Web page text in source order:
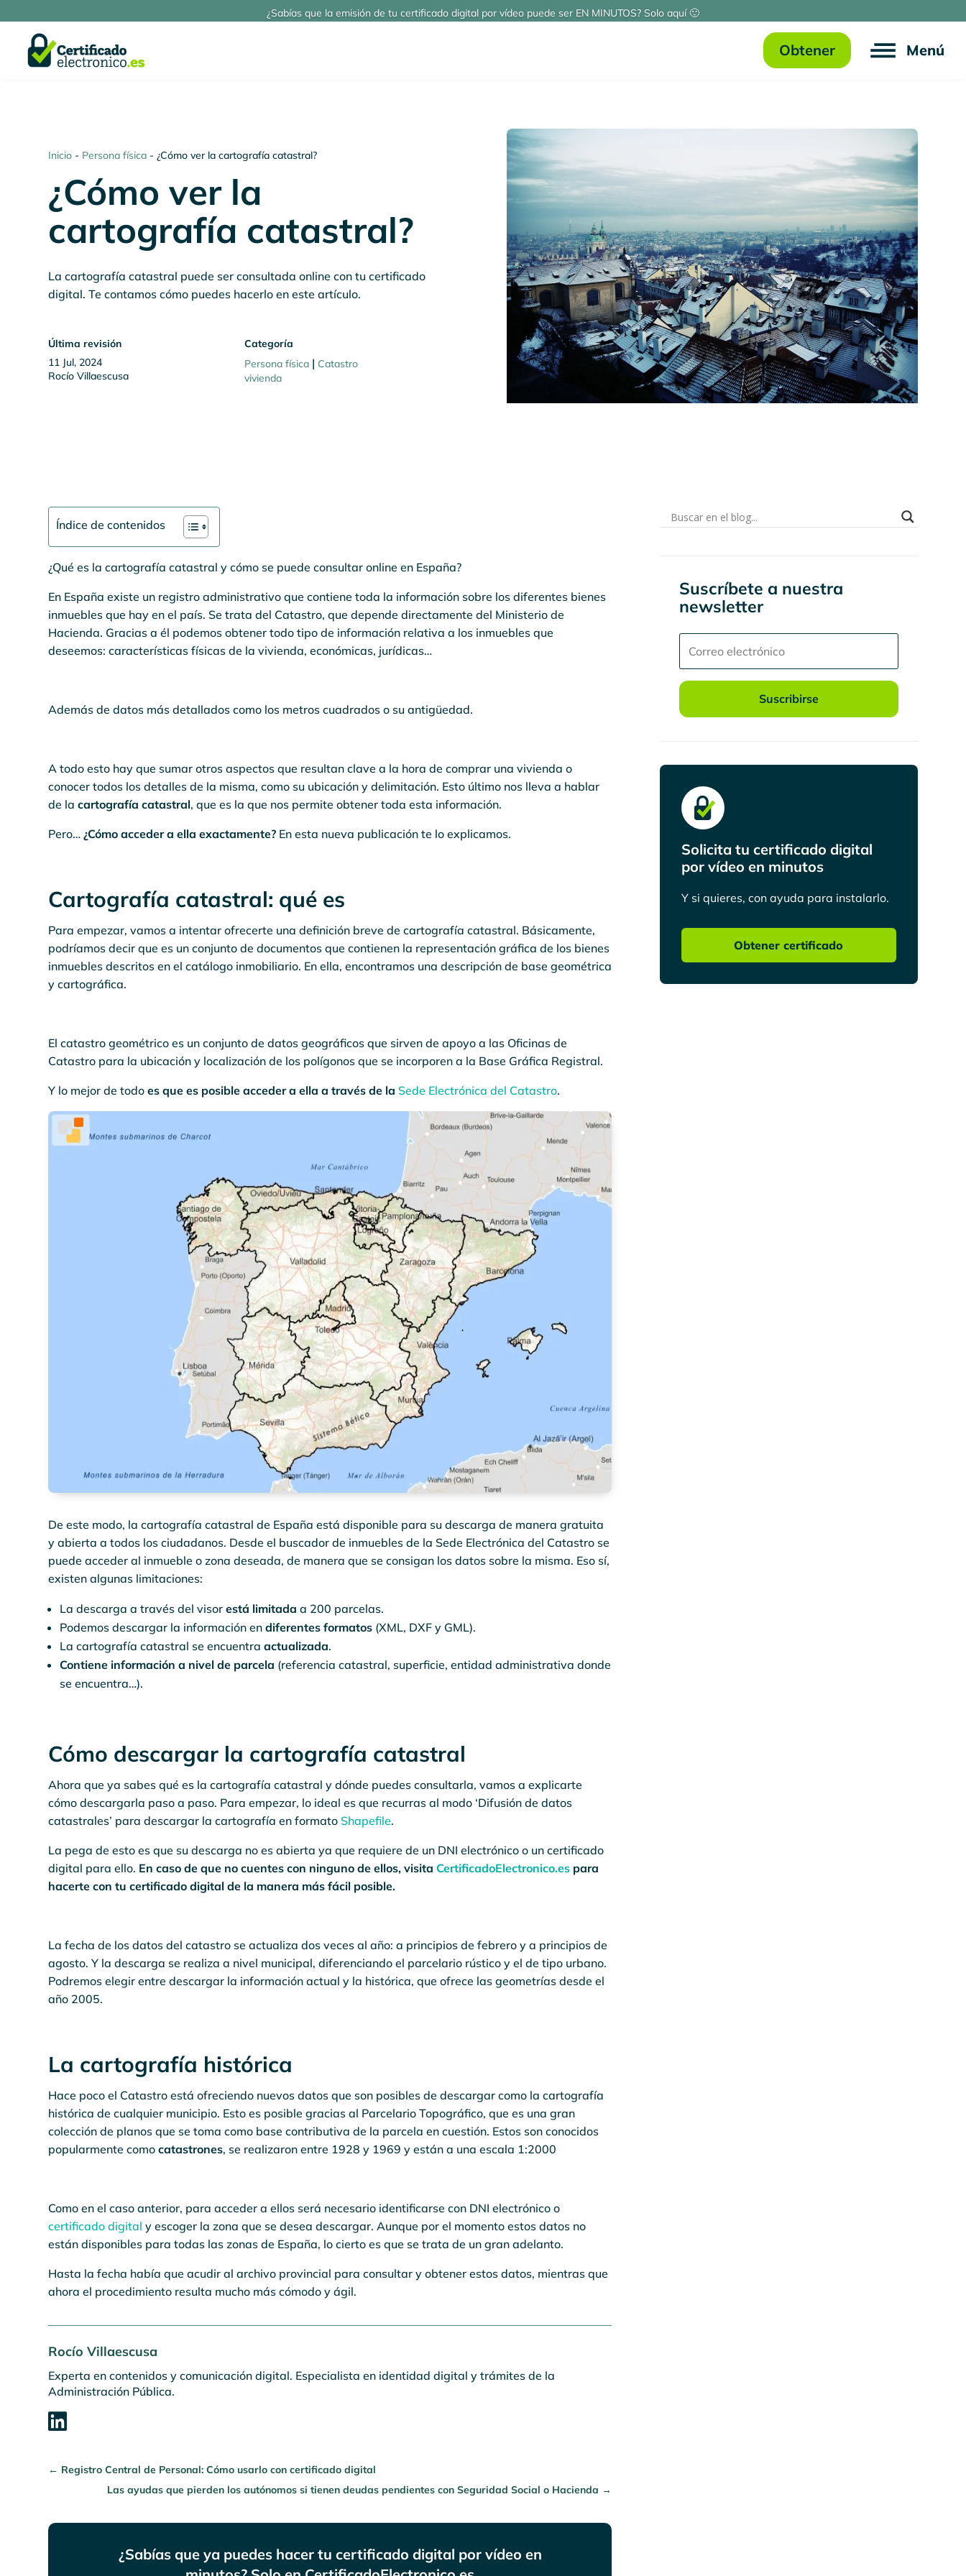
¿Sabías que la emisión de tu certificado digital por vídeo puede ser EN MINUTOS? Solo aquí 🙂
Menú
Obtener
Inicio - Persona física -¿Cómo ver la cartografía catastral?
¿Cómo ver la
cartografía catastral?
La cartografía catastral puede ser consultada online con tu certificado
digital. Te contamos cómo puedes hacerlo en este artículo.
Última revisión
11 Jul, 2024
Rocío Villaescusa
Categoría
Persona física | Catastro
vivienda
Índice de contenidos
¿Qué es la cartografía catastral y cómo se puede consultar online en España?
En España existe un registro administrativo que contiene toda la información sobre los diferentes bienes
inmuebles que hay en el país. Se trata del Catastro, que depende directamente del Ministerio de
Hacienda. Gracias a él podemos obtener todo tipo de información relativa a los inmuebles que
deseemos: características físicas de la vivienda, económicas, jurídicas…
Además de datos más detallados como los metros cuadrados o su antigüedad.
A todo esto hay que sumar otros aspectos que resultan clave a la hora de comprar una vivienda o
conocer todos los detalles de la misma, como su ubicación y delimitación. Esto último nos lleva a hablar
de lacartografía catastral, que es la que nos permite obtener toda esta información.
Pero… ¿Cómo acceder a ella exactamente? En esta nueva publicación te lo explicamos.
Cartografía catastral: qué es
Para empezar, vamos a intentar ofrecerte una definición breve de cartografía catastral. Básicamente,
podríamos decir que es un conjunto de documentos que contienen la representación gráfica de los bienes
inmuebles descritos en el catálogo inmobiliario. En ella, encontramos una descripción de base geométrica
y cartográfica.
El catastro geométrico es un conjunto de datos geográficos que sirven de apoyo a las Oficinas de
Catastro para la ubicación y localización de los polígonos que se incorporen a la Base Gráfica Registral.
Y lo mejor de todoes que es posible acceder a ella a través de la Sede Electrónica del Catastro.
De este modo, la cartografía catastral de España está disponible para su descarga de manera gratuita
y abierta a todos los ciudadanos. Desde el buscador de inmuebles de la Sede Electrónica del Catastro se
puede acceder al inmueble o zona deseada, de manera que se consigan los datos sobre la misma. Eso sí,
existen algunas limitaciones:
La descarga a través del visor está limitada a 200 parcelas.
Podemos descargar la información endiferentes formatos (XML, DXF y GML).
La cartografía catastral se encuentraactualizada.
Contiene información a nivel de parcela (referencia catastral, superficie, entidad administrativa donde
se encuentra…).
Cómo descargar la cartografía catastral
Ahora que ya sabes qué es la cartografía catastral y dónde puedes consultarla, vamos a explicarte
cómo descargarla paso a paso. Para empezar, lo ideal es que recurras al modo ‘Difusión de datos
catastrales’ para descargar la cartografía en formato Shapefile.
La pega de esto es que su descarga no es abierta ya que requiere de un DNI electrónico o un certificado
digital para ello. En caso de que no cuentes con ninguno de ellos, visitaCertificadoElectronico.es para
hacerte con tu certificado digital de la manera más fácil posible.
La fecha de los datos del catastro se actualiza dos veces al año: a principios de febrero y a principios de
agosto. Y la descarga se realiza a nivel municipal, diferenciando el parcelario rústico y el de tipo urbano.
Podremos elegir entre descargar la información actual y la histórica, que ofrece las geometrías desde el
año 2005.
La cartografía histórica
Hace poco el Catastro está ofreciendo nuevos datos que son posibles de descargar como la cartografía
histórica de cualquier municipio. Esto es posible gracias al Parcelario Topográfico, que es una gran
colección de planos que se toma como base contributiva de la parcela en cuestión. Estos son conocidos
popularmente como catastrones, se realizaron entre 1928 y 1969 y están a una escala 1:2000
Como en el caso anterior, para acceder a ellos será necesario identificarse con DNI electrónico o
certificado digital y escoger la zona que se desea descargar. Aunque por el momento estos datos no
están disponibles para todas las zonas de España, lo cierto es que se trata de un gran adelanto.
Hasta la fecha había que acudir al archivo provincial para consultar y obtener estos datos, mientras que
ahora el procedimiento resulta mucho más cómodo y ágil.
Rocío Villaescusa
Experta en contenidos y comunicación digital. Especialista en identidad digital y trámites de la
Administración Pública.

← Registro Central de Personal: Cómo usarlo con certificado digital
Las ayudas que pierden los autónomos si tienen deudas pendientes con Seguridad Social o Hacienda →
¿Sabías que ya puedes hacer tu certificado digital por vídeo en
Suscríbete a nuestra
newsletter
Suscribirse
Solicita tu certificado digital
por vídeo en minutos
Y si quieres, con ayuda para instalarlo.
Obtener certificado